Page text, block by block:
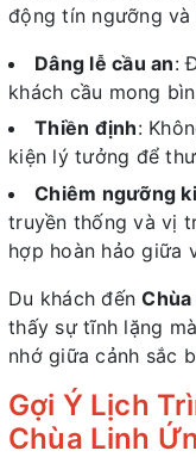
động tín ngưỡng và
Dâng lễ cầu an:
khách cầu mong
Thiền định:
kiện lý tưởng để
Chiêm ngưỡng
truyền thống và vị
hợp hoàn hảo giữa
Du khách đến
thấy sự tĩnh lặng
nhớ giữa cảnh sắc
Gợi Ý Lịch
Chùa Linh